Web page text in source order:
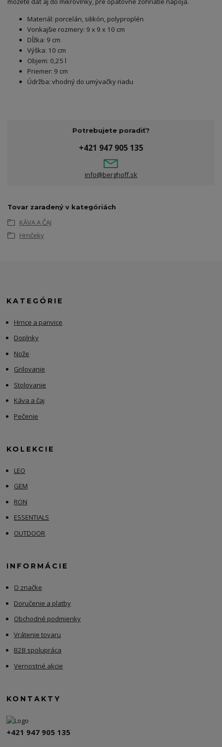
Materiál: porcelán, silikón, polyproplén
Vonkajšie rozmery: 9 x 9 x 10 cm
Dĺžka: 9 cm
Výška: 10 cm
Objem: 0,25 l
Priemer: 9 cm
Údržba: vhodný do umývačky riadu
Potrebujete poradiť?
+421 947 905 135
info@berghoff.sk
Tovar zaradený v kategóriách
KÁVA A ČAJ
Hrnčeky
KATEGÓRIE
Hrnce a panvice
Doplnky
Nože
Grilovanie
Stolovanie
Káva a čaj
Pečenie
KOLEKCIE
LEO
GEM
RON
ESSENTIALS
OUTDOOR
INFORMÁCIE
O značke
Doručenie a platby
Obchodné podmienky
Vrátenie tovaru
B2B spolupráca
Vernostné akcie
KONTAKTY
+421 947 905 135